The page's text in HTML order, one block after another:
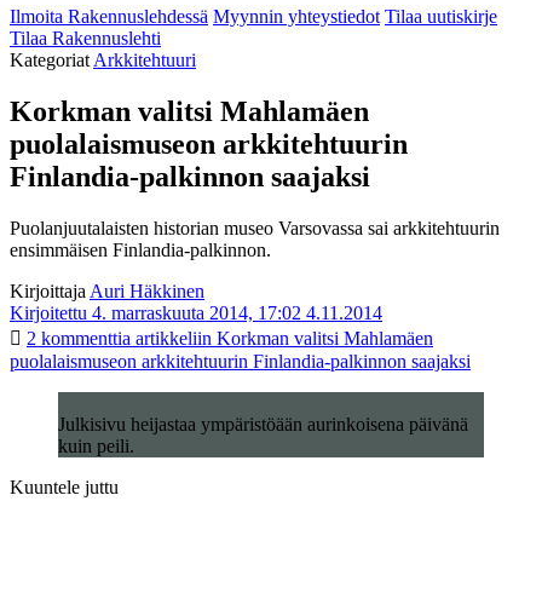
Ilmoita Rakennuslehdessä Myynnin yhteystiedot Tilaa uutiskirje
Tilaa Rakennuslehti
Kategoriat Arkkitehtuuri
Korkman valitsi Mahlamäen
puolalaismuseon arkkitehtuurin
Finlandia-palkinnon saajaksi
Puolanjuutalaisten historian museo Varsovassa sai arkkitehtuurin
ensimmäisen Finlandia-palkinnon.
Kirjoittaja Auri Häkkinen
Kirjoitettu 4. marraskuuta 2014, 17:02 4.11.2014
2 kommenttia artikkeliin Korkman valitsi Mahlamäen
puolalaismuseon arkkitehtuurin Finlandia-palkinnon saajaksi
Julkisivu heijastaa ympäristöään aurinkoisena päivänä
kuin peili.
Kuuntele juttu